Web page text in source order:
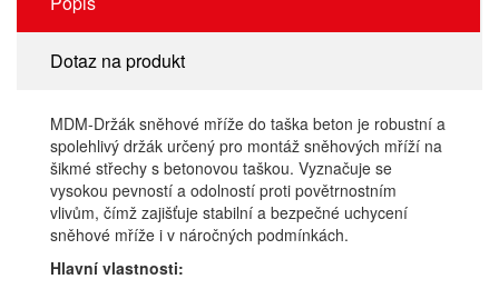
Dotaz na produkt
MDM-Držák sněhové mříže do taška beton je robustní a
spolehlivý držák určený pro montáž sněhových mříží na
šikmé střechy s betonovou taškou. Vyznačuje se
vysokou pevností a odolností proti povětrnostním
vlivům, čímž zajišťuje stabilní a bezpečné uchycení
sněhové mříže i v náročných podmínkách.
Hlavní vlastnosti: